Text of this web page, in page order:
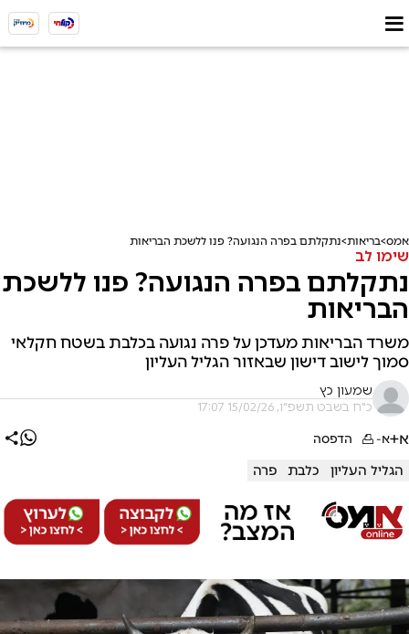
אמס בריאות נתקלתם בפרה הנגועה? פנו ללשכת הבריאות
שימו לב
נתקלתם בפרה הנגועה? פנו ללשכת
הבריאות
משרד הבריאות מעדכן על פרה נגועה בכלבת בשטח חקלאי
סמוך לישוב דישון שבאזור הגליל העליון
שמעון כץ
כ"ח בשבט תשפ"ו, 15/02/26 17:07
א+א- הדפסה
הגליל העליון כלבת פרה